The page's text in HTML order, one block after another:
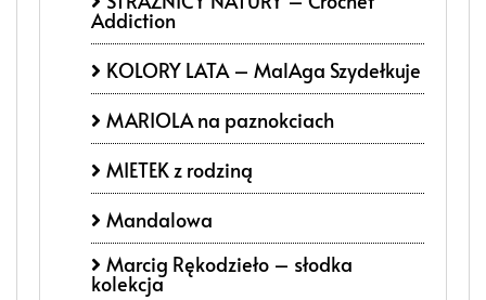
Addiction
KOLORY LATA – MalAga Szydełkuje
MARIOLA na paznokciach
MIETEK z rodziną
Mandalowa
Marcig Rękodzieło – słodka
kolekcja